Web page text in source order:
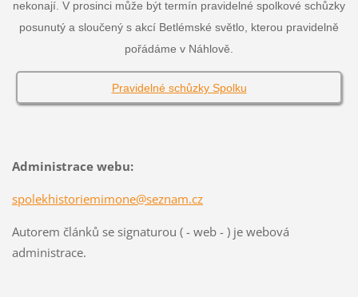
nekonají. V prosinci může být termín pravidelné spolkové schůzky
posunutý a sloučený s akcí Betlémské světlo, kterou pravidelně
pořádáme v Náhlově.
Pravidelné schůzky Spolku
Administrace webu:
spolekhistoriemimone@seznam.cz
Autorem článků se signaturou ( - web - ) je webová
administrace.